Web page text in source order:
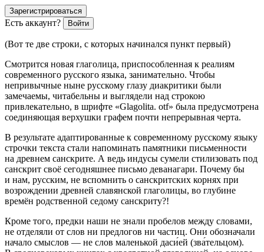
Зарегистрироваться
Есть аккаунт? Войти
(Вот те две строки, с которых начинался пункт первый)
Смотрится новая глаголица, приспособленная к реалиям
современного русского языка, занимательно. Чтобы
непривычные ныне русскому глазу диакритики были
замечаемы, читабельны и выглядели над строкою
привлекательно, в шрифте «Glagolita. otf» была предусмотрена
соединяющая верхушки графем почти непрерывная черта.
В результате адаптированные к современному русскому языку
строчки текста стали напоминать памятники письменности
на древнем санскрите. А ведь индусы сумели стилизовать под
санскрит своё сегодняшнее письмо деванагари. Почему бы
и нам, русским, не вспомнить о санскритских корнях при
возрождении древней славянской глаголицы, во глубине
времён родственной седому санскриту?!
Кроме того, предки наши не знали пробелов между словами,
не отделяли от слов ни предлогов ни частиц. Они обозначали
начало смыслов — не слов маленькой даси́ей (зва́тельцом).